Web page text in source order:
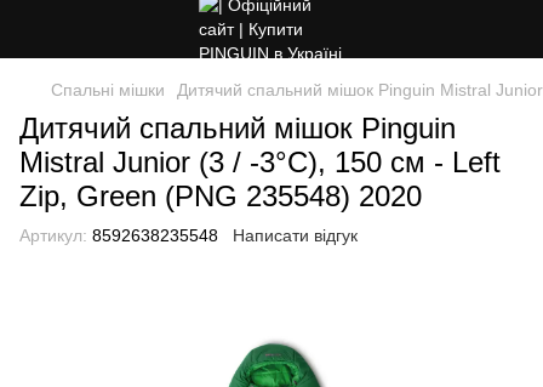
Спальні мішки Дитячий спальний мішок Pinguin Mistral
Дитячий спальний мішок Pinguin
Mistral Junior (3 / -3°C), 150 см - Left
Zip, Green (PNG 235548) 2020
Артикул: 8592638235548 Написати відгук